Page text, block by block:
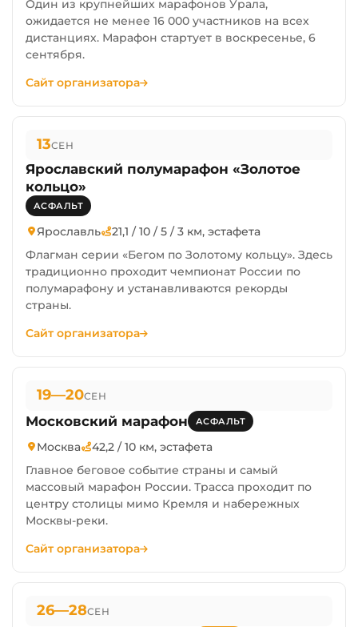
Один из крупнейших марафонов Урала,
ожидается не менее 16 000 участников на всех
дистанциях. Марафон стартует в воскресенье, 6
сентября.
Сайт организатора
13СЕН
Ярославский полумарафон «Золотое
кольцо»
АСФАЛЬТ
Ярославль 21,1 / 10 / 5 / 3 км, эстафета
Флагман серии «Бегом по Золотому кольцу». Здесь
традиционно проходит чемпионат России по
полумарафону и устанавливаются рекорды
страны.
Сайт организатора
19—20СЕН
Московский марафон АСФАЛЬТ
Москва 42,2 / 10 км, эстафета
Главное беговое событие страны и самый
массовый марафон России. Трасса проходит по
центру столицы мимо Кремля и набережных
Москвы-реки.
Сайт организатора
26—28СЕН